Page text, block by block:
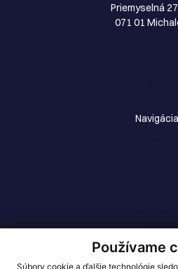
Používame
Súbory cookie a ďalšie technológie
Priemyselná
071 01
Navigácia
Kontakty
Dopravné